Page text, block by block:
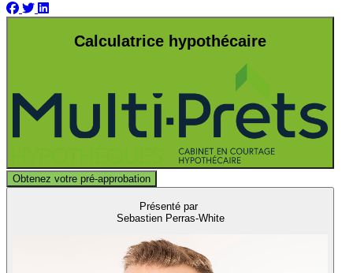
Calculatrice hypothécaire
Obtenez votre pré-approbation
Présenté par
Sebastien Perras-White